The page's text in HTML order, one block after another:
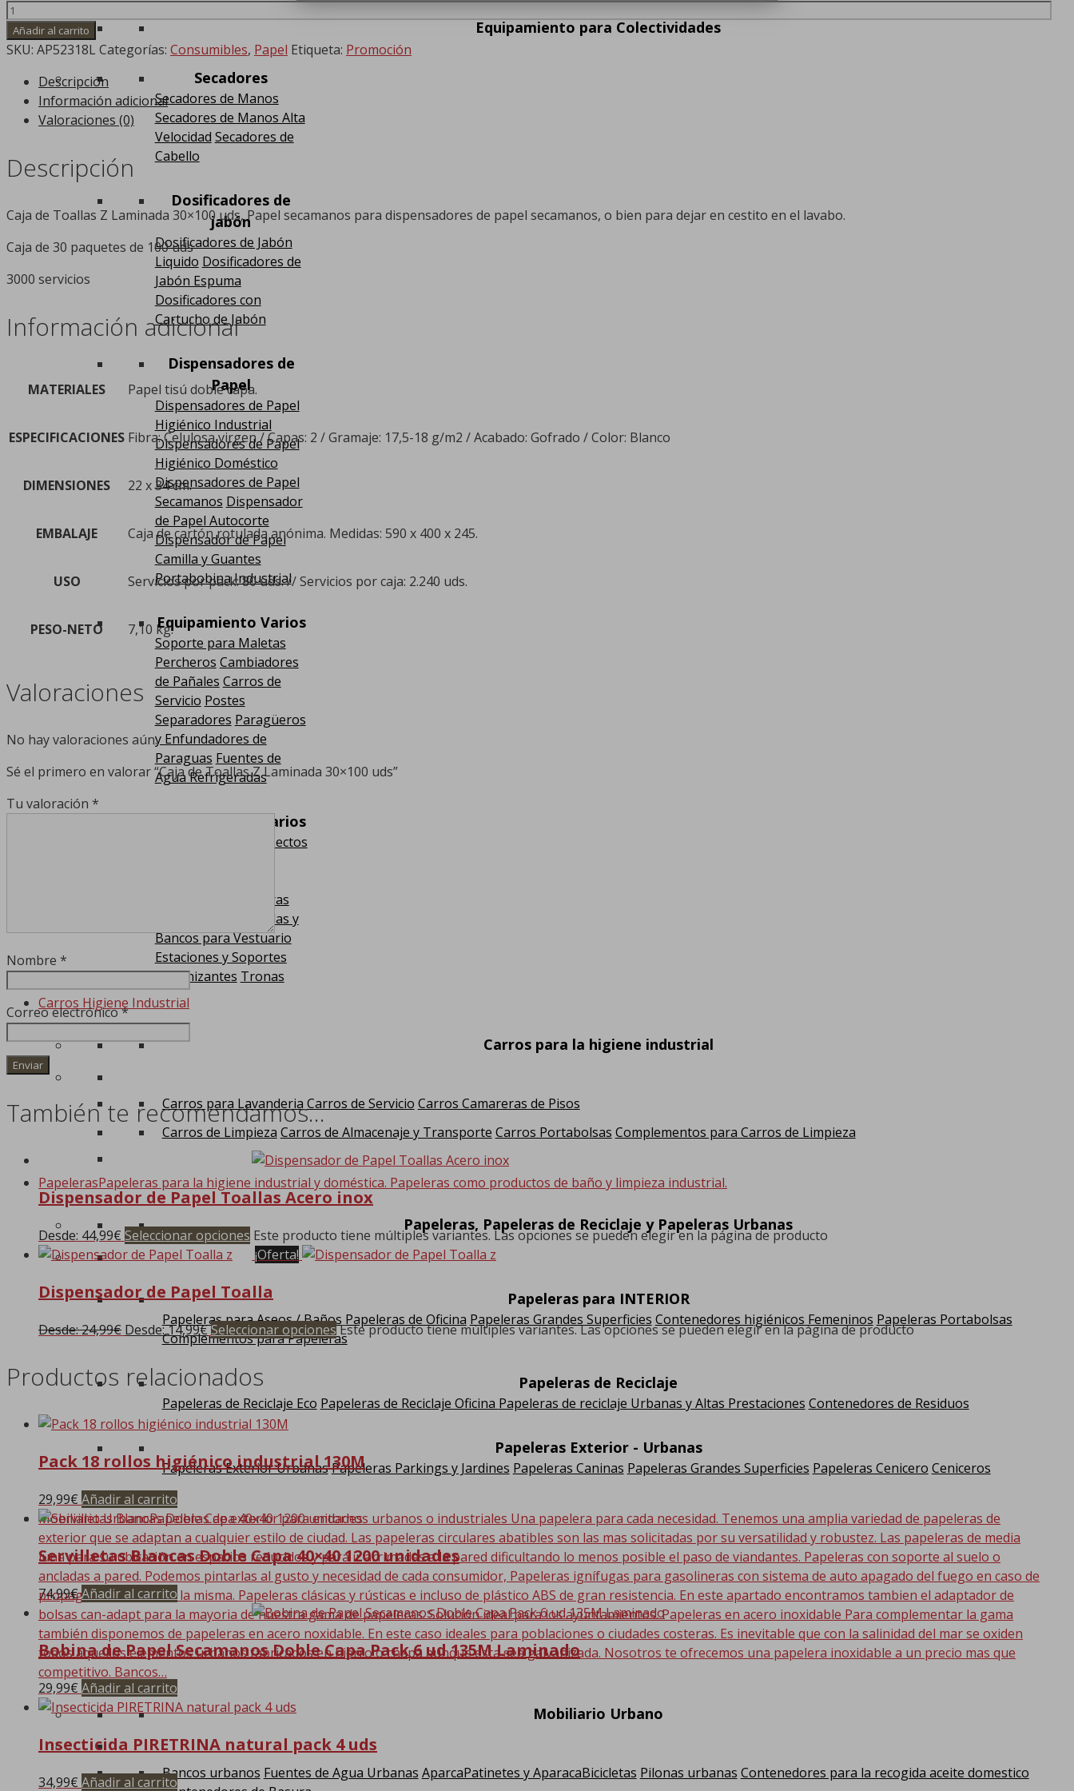
Equipamiento para Colectividades
Secadores
Secadores de Manos
Secadores de Manos Alta
Velocidad Secadores de
Cabello
Dosificadores de
jabón
Dosificadores de Jabón
Liquido Dosificadores de
Jabón Espuma
Dosificadores con
Cartucho de Jabón
Dispensadores de
Papel
Dispensadores de Papel
Higiénico Industrial
Dispensadores de Papel
Higiénico Doméstico
Dispensadores de Papel
Secamanos Dispensador
de Papel Autocorte
Dispensador de Papel
Camilla y Guantes
Portabobina Industrial
Equipamiento Varios
Soporte para Maletas
Percheros Cambiadores
de Pañales Carros de
Servicio Postes
Separadores Paragüeros
y Enfundadores de
Paraguas Fuentes de
Agua Refrigeradas
Equipamiento Varios
Exterminador de Insectos
Barras
Taquillas y
Bancos para Vestuario
Estaciones y Soportes
Higienizantes Tronas
Carros Higiene Industrial
Carros para la higiene industrial
Carros para Lavanderia Carros de Servicio Carros Camareras de Pisos
Carros de Limpieza Carros de Almacenaje y Transporte Carros Portabolsas Complementos para Carros de Limpieza
PapelerasPapeleras para la higiene industrial y doméstica. Papeleras como productos de baño y limpieza industrial.
Papeleras, Papeleras de Reciclaje y Papeleras Urbanas
Papeleras para INTERIOR
Papeleras para Aseos / Baños Papeleras de Oficina Papeleras Grandes Superficies Contenedores higiénicos Femeninos Papeleras Portabolsas
Complementos para Papeleras
Papeleras de Reciclaje
Papeleras de Reciclaje Eco Papeleras de Reciclaje Oficina Papeleras de reciclaje Urbanas y Altas Prestaciones Contenedores de Residuos
Papeleras Exterior - Urbanas
Papeleras Exterior UrbanasPapeleras Parkings y Jardines Papeleras Caninas Papeleras Grandes Superficies Papeleras Cenicero Ceniceros
Mobiliario UrbanoPapeleras de exterior para entornos urbanos o industriales Una papelera para cada necesidad. Tenemos una amplia variedad de papeleras de
exterior que se adaptan a cualquier estilo de ciudad. Las papeleras circulares abatibles son las mas solicitadas por su versatilidad y robustez. Las papeleras de media
luna para su ubicación en espacios reducidos y para ir arrimadas a la pared dificultando lo menos posible el paso de viandantes. Papeleras con soporte al suelo o
ancladas a pared. Podemos pintarlas al gusto y necesidad de cada consumidor, Papeleras ignífugas para gasolineras con sistema de auto apagado del fuego en caso de
propagación dentro de la misma. Papeleras clásicas y rústicas e incluso de plástico ABS de gran resistencia. En este apartado encontramos tambien el adaptador de
bolsas can-adapt para la mayoria de nuestra gama de papeleras. Solución ideal para los ayuntamientos. Papeleras en acero inoxidable Para complementar la gama
también disponemos de papeleras en acero noxidable. En este caso ideales para poblaciones o ciudades costeras. Es inevitable que con la salinidad del mar se oxiden
todos aquellos elementos urbanos fabricados en hierro o chapa aunque esta sea galvanizada. Nosotros te ofrecemos una papelera inoxidable a un precio mas que
competitivo. Bancos…
Mobiliario Urbano
Bancos urbanos Fuentes de Agua Urbanas AparcaPatinetes y AparacaBicicletas Pilonas urbanas Contenedores para la recogida aceite domestico
Añadir al carrito
SKU: AP52318L Categorías: Consumibles, Papel Etiqueta: Promoción
Descripción
Información adicional
Valoraciones (0)
Descripción
Caja de Toallas Z Laminada 30×100 uds, Papel secamanos para dispensadores de papel secamanos, o bien para dejar en cestito en el lavabo.
Caja de 30 paquetes de 100 uds
3000 servicios
Información adicional
MATERIALES Papel tisú doble capa.
ESPECIFICACIONES Fibra: Celulosa virgen / Capas: 2 / Gramaje: 17,5-18 g/m2 / Acabado: Gofrado / Color: Blanco
DIMENSIONES 22 x 34 cm.
EMBALAJE Caja de cartón rotulada anónima. Medidas: 590 x 400 x 245.
USO Servicios por pack: 80 uds. // Servicios por caja: 2.240 uds.
PESO-NETO 7,10 kg.
Valoraciones
No hay valoraciones aún.
Sé el primero en valorar “Caja de Toallas Z Laminada 30×100 uds”
Tu valoración *
Nombre *
Correo electrónico*
También te recomendamos…
Dispensador de Papel Toallas Acero inox
Desde: 44,99€ Seleccionar opciones Este producto tiene múltiples variantes. Las opciones se pueden elegir en la página de producto
¡Oferta!
Dispensador de Papel Toalla
Desde:24,99€ Desde:14,99€Seleccionar opciones Este producto tiene múltiples variantes. Las opciones se pueden elegir en la página de producto
Productos relacionados
Pack 18 rollos higiénico industrial 130M
29,99€ Añadir al carrito
Servilletas Blancas Doble Capa 40×40 1200 unidades
74,99€Añadir al carrito
Bobina de Papel Secamanos Doble Capa Pack 6 ud 135M Laminado
29,99€ Añadir al carrito
Insecticida PIRETRINA natural pack 4 uds
34,99€ Añadir al carrito